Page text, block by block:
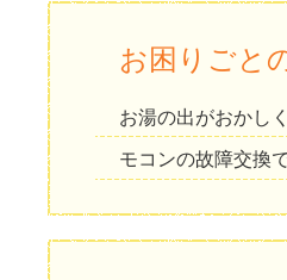
お困りごと
お湯の出がおかし
モコンの故障交換